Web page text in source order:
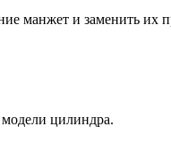
манжет и заменить
цилиндра.